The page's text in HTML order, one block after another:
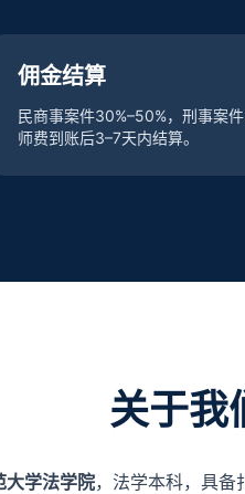
佣金结算
民商事案件30%–50%，刑事案
师费到账后3–7天内结算。
关于我
大学法学院，法学本科，具备